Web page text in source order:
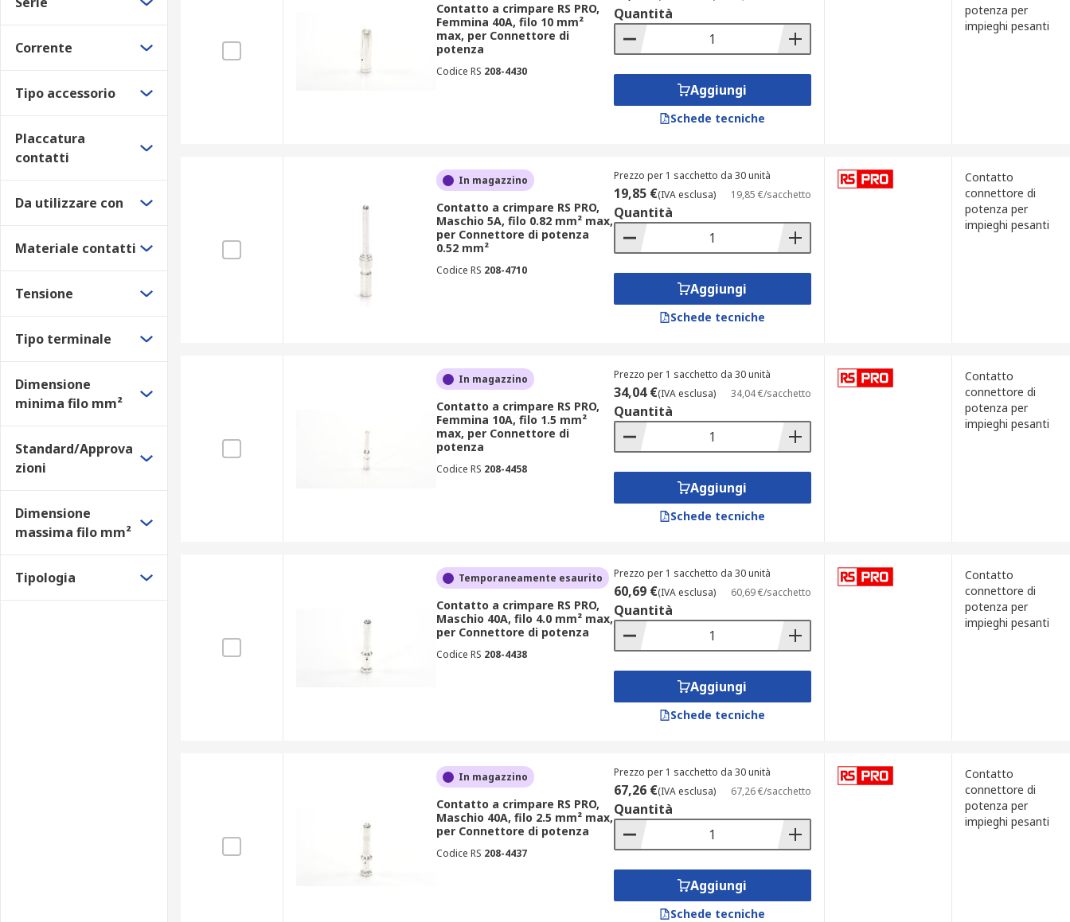
Corrente
Tipo accessorio
Placcatura
contatti
Da utilizzare con
Materiale contatti
Tensione
Tipo terminale
Dimensione
minima filo mm²
Standard/Approva
zioni
Dimensione
massima filo mm²
Tipologia
Contatto a crimpare RS PRO,
Femmina 40A, filo 10 mm²
max, per Connettore di
potenza
Codice RS 208-4430
Quantità
Aggiungi
Schede tecniche
potenza per
impieghi pesanti
In magazzino
Contatto a crimpare RS PRO,
Maschio 5A, filo 0.82 mm² max,
per Connettore di potenza
0.52 mm²
Codice RS 208-4710
Prezzo per 1 sacchetto da 30 unità
19,85 €(IVA esclusa) 19,85 €/sacchetto
Quantità
Aggiungi
Schede tecniche
Contatto
connettore di
potenza per
impieghi pesanti
In magazzino
Contatto a crimpare RS PRO,
Femmina 10A, filo 1.5 mm²
max, per Connettore di
potenza
Codice RS 208-4458
Prezzo per 1 sacchetto da 30 unità
34,04 €(IVA esclusa) 34,04 €/sacchetto
Quantità
Aggiungi
Schede tecniche
Contatto
connettore di
potenza per
impieghi pesanti
Temporaneamente esaurito
Contatto a crimpare RS PRO,
Maschio 40A, filo 4.0 mm² max,
per Connettore di potenza
Codice RS 208-4438
Prezzo per 1 sacchetto da 30 unità
60,69 €(IVA esclusa) 60,69 €/sacchetto
Quantità
Aggiungi
Schede tecniche
Contatto
connettore di
potenza per
impieghi pesanti
In magazzino
Contatto a crimpare RS PRO,
Maschio 40A, filo 2.5 mm² max,
per Connettore di potenza
Codice RS 208-4437
Prezzo per 1 sacchetto da 30 unità
67,26 €(IVA esclusa) 67,26 €/sacchetto
Quantità
Aggiungi
Schede tecniche
Contatto
connettore di
potenza per
impieghi pesanti